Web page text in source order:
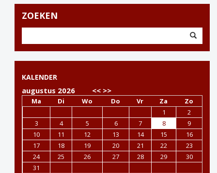
ZOEKEN
KALENDER
augustus 2026 << >>
Ma Di Wo Do Vr Za
Zo
1
2
3
4 5 6 7 8
9
10
11 12 13 14 15
16
17
18 19 20 21 22
23
24
25 26 27 28 29
30
31